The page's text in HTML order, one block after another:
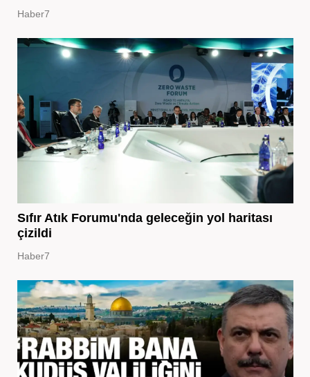
Haber7
Sıfır Atık Forumu'nda geleceğin yol haritası
çizildi
Haber7